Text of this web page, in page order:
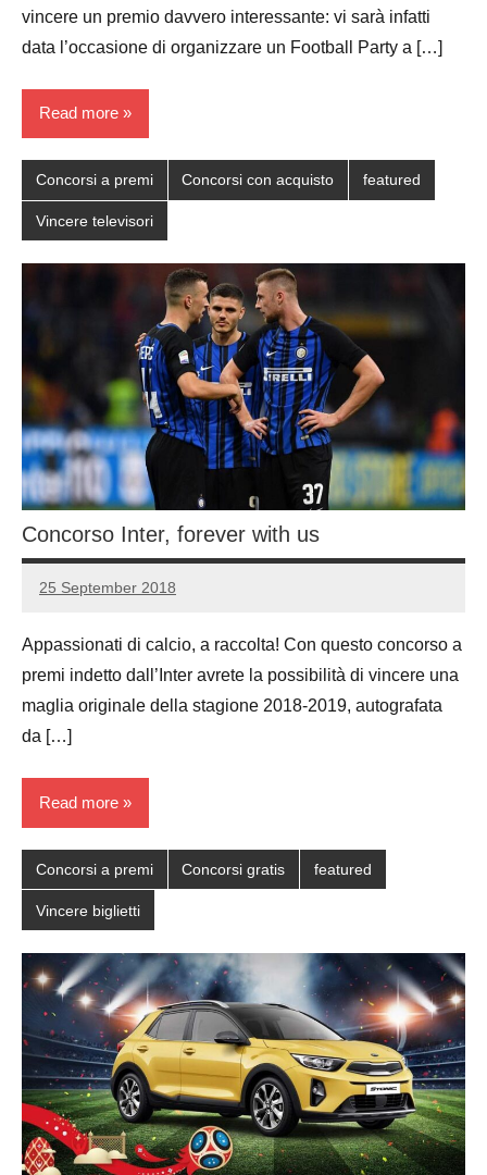
vincere un premio davvero interessante: vi sarà infatti
data l’occasione di organizzare un Football Party a […]
Read more
Concorsi a premi Concorsi con acquisto featured
Vincere televisori
Concorso Inter, forever with us
25 September 2018
Luca
No
Appassionati di calcio, a raccolta! Con questo concorso a
premi indetto dall’Inter avrete la possibilità di vincere una
maglia originale della stagione 2018-2019, autografata
da […]
Read more
Concorsi a premi Concorsi gratis featured
Vincere biglietti